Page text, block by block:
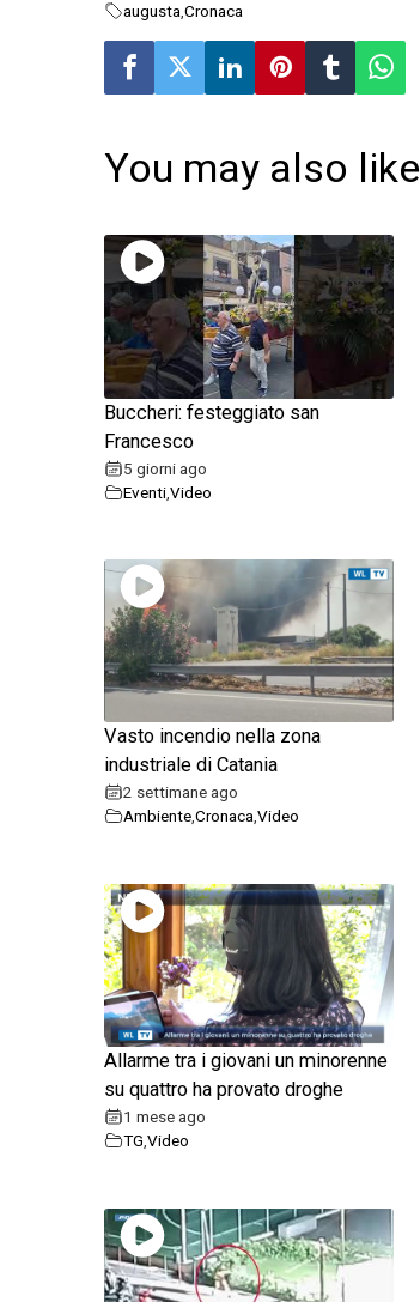
augusta,Cronaca
You may also like
Buccheri: festeggiato san
Francesco
5 giorni ago
EventiVideo
Vasto incendio nella zona
industriale di Catania
2 settimane ago
Ambiente,Cronaca,Video
Allarme tra i giovani un minorenne
su quattro ha provato droghe
1 mese ago
TG,Video